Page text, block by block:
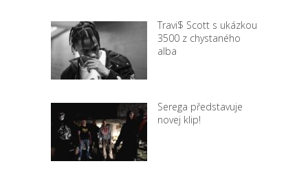
Travi$ Scott s ukázkou
3500 z chystaného
alba
Serega představuje
novej klip!